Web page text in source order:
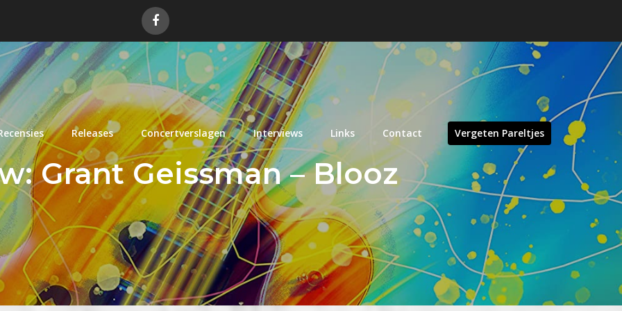
Releases Concertverslagen Interviews Links Contact Vergeten Pareltjes
Grant Geissman – Blooz